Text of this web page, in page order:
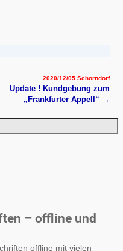
2020/12/05 Schorndorf
Update ! Kund­ge­bung zum
„Frank­furter Appell“ →
– offline und
offline mit vielen